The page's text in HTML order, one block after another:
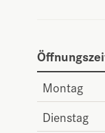
Montag
Dienstag